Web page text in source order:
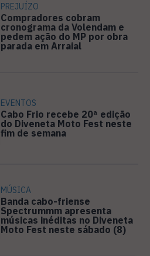
PREJUÍZO
Compradores cobram
cronograma da Volendam e
pedem ação do MP por obra
parada em Arraial
EVENTOS
Cabo Frio recebe 20ª edição
do Diveneta Moto Fest neste
fim de semana
MÚSICA
Banda cabo-friense
Spectrummm apresenta
músicas inéditas no Diveneta
Moto Fest neste sábado (8)